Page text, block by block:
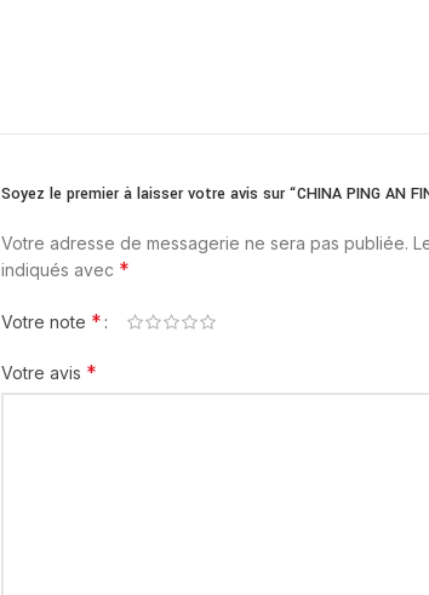
Soyez le premier à laisser votre avis sur “CHINA PING AN
Votre adresse de messagerie ne sera pas publiée.
indiqués avec *
Votre note *
Votre avis *